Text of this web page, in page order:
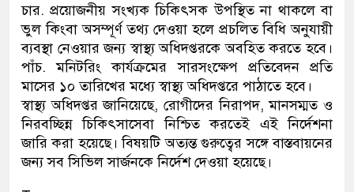
চার. প্রয়োজনীয় সংখ্যক চিকিৎসক উপস্থিত না থাকলে বা
ভুল কিংবা অসম্পূর্ণ তথ্য দেওয়া হলে প্রচলিত বিধি অনুযায়ী
ব্যবস্থা নেওয়ার জন্য স্বাস্থ্য অধিদপ্তরকে অবহিত করতে হবে।
পাঁচ. মনিটরিং কার্যক্রমের সারসংক্ষেপ প্রতিবেদন প্রতি
মাসের ১০ তারিখের মধ্যে স্বাস্থ্য অধিদপ্তরে পাঠাতে হবে।
স্বাস্থ্য অধিদপ্তর জানিয়েছে, রোগীদের নিরাপদ, মানসম্মত ও
নিরবচ্ছিন্ন চিকিৎসাসেবা নিশ্চিত করতেই এই নির্দেশনা
জারি করা হয়েছে। বিষয়টি অত্যন্ত গুরুত্বের সঙ্গে বাস্তবায়নের
জন্য সব সিভিল সার্জনকে নির্দেশ দেওয়া হয়েছে।